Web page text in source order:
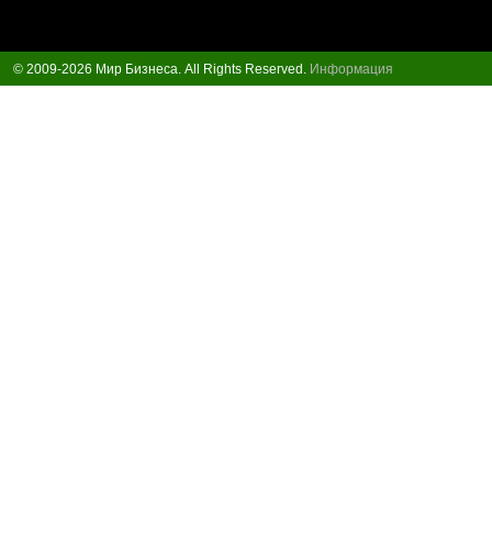
© 2009-2026 Мир Бизнеса. All Rights Reserved. Информация